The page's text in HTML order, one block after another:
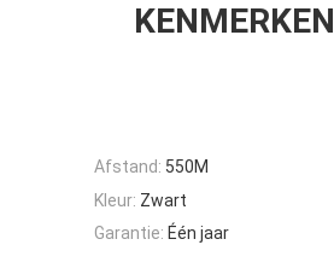
KENMERKEN
Afstand: 550M
Kleur: Zwart
Garantie: Één jaar